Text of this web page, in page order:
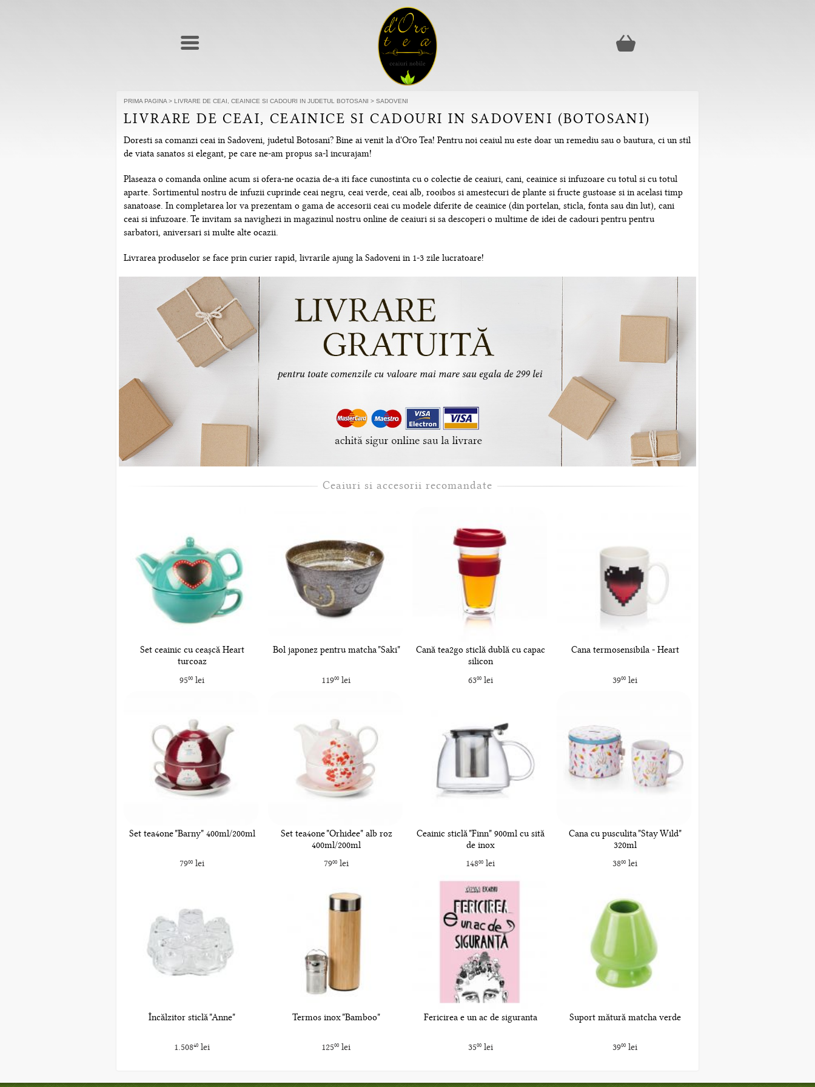
PRIMA PAGINA > LIVRARE DE CEAI, CEAINICE SI CADOURI IN JUDETUL BOTOSANI > SADOVENI
LIVRARE DE CEAI, CEAINICE SI CADOURI IN SADOVENI (BOTOSANI)
Doresti sa comanzi ceai in Sadoveni, judetul Botosani? Bine ai venit la d'Oro Tea! Pentru noi ceaiul nu este doar un remediu sau o bautura, ci un stil
de viata sanatos si elegant, pe care ne-am propus sa-l incurajam!
Plaseaza o comanda online acum si ofera-ne ocazia de-a iti face cunostinta cu o colectie de ceaiuri, cani, ceainice si infuzoare cu totul si cu totul
aparte. Sortimentul nostru de infuzii cuprinde ceai negru, ceai verde, ceai alb, rooibos si amestecuri de plante si fructe gustoase si in acelasi timp
sanatoase. In completarea lor va prezentam o gama de accesorii ceai cu modele diferite de ceainice (din portelan, sticla, fonta sau din lut), cani
ceai si infuzoare. Te invitam sa navighezi in magazinul nostru online de ceaiuri si sa descoperi o multime de idei de cadouri pentru pentru
sarbatori, aniversari si multe alte ocazii.
Livrarea produselor se face prin curier rapid, livrarile ajung la Sadoveni in 1-3 zile lucratoare!
Ceaiuri si accesorii recomandate
Set ceainic cu ceașcă Heart
turcoaz
9500lei
Bol japonez pentru matcha "Saki"
11900 lei
Cană tea2go sticlă dublă cu capac
silicon
6300lei
Cana termosensibila - Heart
3900lei
Set tea4one "Barny" 400ml/200ml
7900lei
Set tea4one "Orhidee" alb roz
400ml/200ml
7900lei
Ceainic sticlă "Finn" 900ml cu sită
de inox
14800 lei
Cana cu pusculita "Stay Wild"
320ml
3800lei
Încălzitor sticlă "Anne"
1.50840lei
Termos inox "Bamboo"
12500 lei
Fericirea e un ac de siguranta
3500lei
Suport mătură matcha verde
3900lei